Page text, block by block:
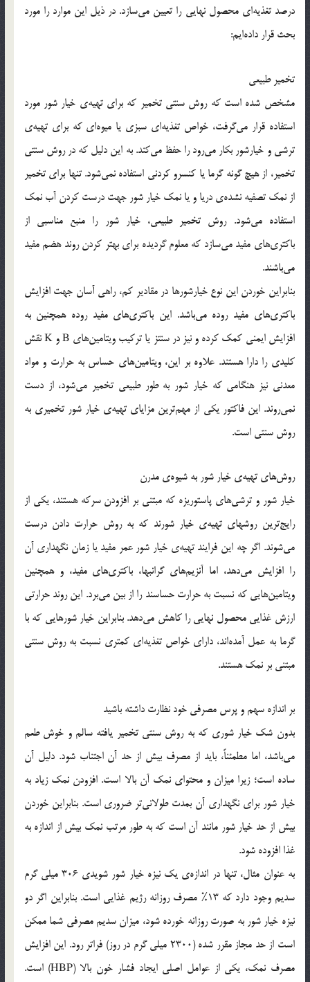
درصد تغذیه‌ای محصول نهایی را تعیین می‌سازد. در ذیل این موارد را مورد
بحث قرار داده‌ایم:
تخمیر طبیعی
مشخص شده است که روش سنتی تخمیر که برای تهیه‌ی خیار شور مورد
استفاده قرار می‌گرفت، خواص تغذیه‌ای سبزی یا میوه‌ای که برای تهیه‌ی
ترشی و خیارشور بکار می‌رود را حفظ می‌کند. به این دلیل که در روش سنتی
تخمیر، از هیچ گونه گرما یا کنسرو کردنی استفاده نمی‌شود. تنها برای تخمیر
از نمک تصفیه نشده‌ی دریا و یا نمک خیار شور جهت درست کردن آب نمک
استفاده می‌شود. روش تخمیر طبیعی، خیار شور را منبع مناسبی از
باکتری‌های مفید می‌سازد که معلوم گردیده برای بهتر کردن روند هضم مفید
می‌باشند.
بنابراین خوردن این نوع خیارشورها در مقادیر کم، راهی آسان جهت افزایش
باکتری‌های مفید روده می‌باشد. این باکتری‌های مفید روده همچنین به
افزایش ایمنی کمک کرده و نیز در سنتز یا ترکیب ویتامین‌های B و K نقش
کلیدی را دارا هستند. علاوه بر این، ویتامین‌های حساس به حرارت و مواد
معدنی نیز هنگامی که خیار شور به طور طبیعی تخمیر می‌شود، از دست
نمی‌روند. این فاکتور یکی از مهم‌ترین مزایای تهیه‌ی خیار شور تخمیری به
روش سنتی است.
روش‌های تهیه‌ی خیار شور به شیوه‌ی مدرن
خیار شور و ترشی‌های پاستوریزه که مبتنی بر افزودن سرکه هستند، یکی از
رایج‌ترین روشهای تهیه‌ی خیار شورند که به روش حرارت دادن درست
می‌شوند. اگر چه این فرایند تهیه‌ی خیار شور عمر مفید یا زمان نگهداری آن
را افزایش می‌دهد، اما آنزیم‌های گرانبها، باکتری‌های مفید، و همچنین
ویتامین‌هایی که نسبت به حرارت حساسند را از بین می‌برد. این روند حرارتی
ارزش غذایی محصول نهایی را کاهش می‌دهد. بنابراین خیار شورهایی که با
گرما به عمل آمده‌اند، دارای خواص تغذیه‌ای کمتری نسبت به روش سنتی
مبتنی بر نمک هستند.
بر اندازه سهم و پرس مصرفی خود نظارت داشته باشید
بدون شک خیار شوری که به روش سنتی تخمیر یافته سالم و خوش طعم
می‌باشد، اما مطمئناً، باید از مصرف بیش از حد آن اجتناب شود. دلیل آن
ساده است؛ زیرا میزان و محتوای نمک آن بالا است. افزودن نمک زیاد به
خیار شور برای نگهداری آن بمدت طولانی‌تر ضروری است. بنابراین خوردن
بیش از حد خیار شور مانند آن است که به طور مرتب نمک بیش از اندازه به
غذا افزوده شود.
به عنوان مثال، تنها در اندازه‌ی یک نیزه خیار شور شویدی 306 میلی گرم
سدیم وجود دارد که 13% مصرف روزانه رژیم غذایی است. بنابراین اگر دو
نیزه خیار شور به صورت روزانه خورده شود، میزان سدیم مصرفی شما ممکن
است از حد مجاز مقرر شده (2300 میلی گرم در روز) فراتر رود.‌ این افزایش
مصرف نمک، یکی از عوامل اصلی ایجاد فشار خون بالا (HBP) است.